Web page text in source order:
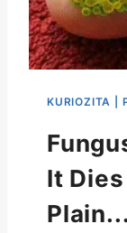
It
Plain...